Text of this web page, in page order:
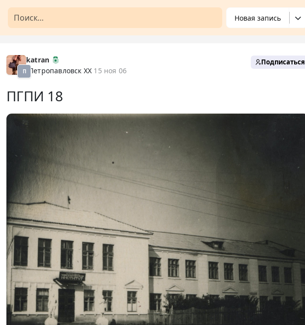
Новая запись
П
katran
Петропавловск XX 15 ноя 06
Подписаться
ПГПИ 18